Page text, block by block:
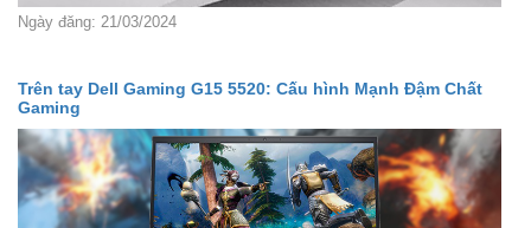
Ngày đăng: 21/03/2024
Trên tay Dell Gaming G15 5520: Cấu hình Mạnh Đậm Chất
Gaming